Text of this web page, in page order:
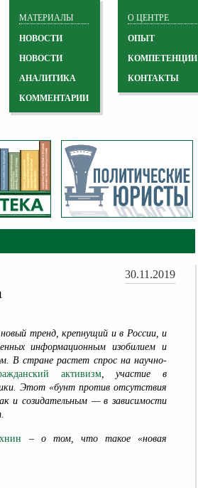
О ЦЕНТРЕ
ОПЫТ
КОМПЕТЕНЦИИ
КОНТАКТЫ
МАТЕРИАЛЫ
НОВОСТИ
НОВОСТИ
АНАЛИТИКА
КОММЕНТАРИИ
30.11.2019
тренд, крепнущий и в России, и
информационным изобилием и
В стране растет спрос на научно-
активизм, участие в
Этот «бунт против отсутствия
и созидательным — в зависимости
– о том, что такое «новая